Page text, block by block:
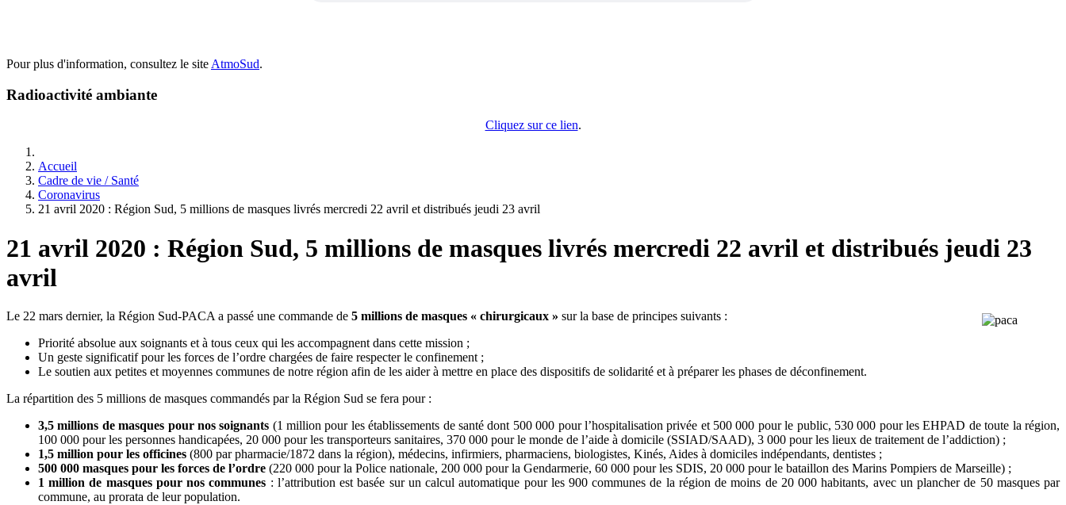
Pour plus d'information, consultez le site AtmoSud.
Radioactivité ambiante
Cliquez sur ce lien.
Accueil
Cadre de vie / Santé
Coronavirus
21 avril 2020 : Région Sud, 5 millions de masques livrés mercredi 22 avril et distribués jeudi 23 avril
21 avril 2020 : Région Sud, 5 millions de masques livrés mercredi 22 avril et distribués jeudi 23
avril
Le 22 mars dernier, la Région Sud-PACA a passé une commande de 5 millions de masques « chirurgicaux » sur la base de principes suivants :
Priorité absolue aux soignants et à tous ceux qui les accompagnent dans cette mission ;
Un geste significatif pour les forces de l’ordre chargées de faire respecter le confinement ;
Le soutien aux petites et moyennes communes de notre région afin de les aider à mettre en place des dispositifs de solidarité et à préparer les phases de déconfinement.
La répartition des 5 millions de masques commandés par la Région Sud se fera pour :
3,5 millions de masques pour nos soignants (1 million pour les établissements de santé dont 500 000 pour l’hospitalisation privée et 500 000 pour le public, 530 000 pour les EHPAD de toute la région,
100 000 pour les personnes handicapées, 20 000 pour les transporteurs sanitaires, 370 000 pour le monde de l’aide à domicile (SSIAD/SAAD), 3 000 pour les lieux de traitement de l’addiction) ;
1,5 million pour les officines (800 par pharmacie/1872 dans la région), médecins, infirmiers, pharmaciens, biologistes, Kinés, Aides à domiciles indépendants, dentistes ;
500 000 masques pour les forces de l’ordre (220 000 pour la Police nationale, 200 000 pour la Gendarmerie, 60 000 pour les SDIS, 20 000 pour le bataillon des Marins Pompiers de Marseille) ;
1 million de masques pour nos communes : l’attribution est basée sur un calcul automatique pour les 900 communes de la région de moins de 20 000 habitants, avec un plancher de 50 masques par
commune, au prorata de leur population.